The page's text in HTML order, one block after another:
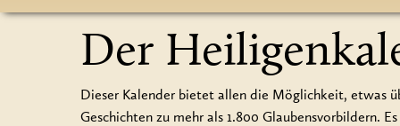
Der
Dieser Kalender bietet allen die Möglichkeit, etwas
Geschichten zu mehr als 1.800 Glaubensvorbildern.